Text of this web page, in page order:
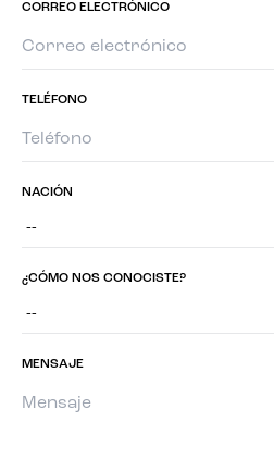
CORREO ELECTRÓNICO
TELÉFONO
NACIÓN
¿CÓMO NOS CONOCISTE?
MENSAJE